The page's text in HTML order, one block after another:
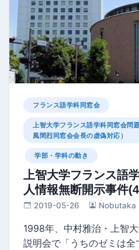
フランス語学科同窓会
上智大学フランス語学科同窓会問
風間烈同窓会会長の虚偽対応）
学部・学科の動き
上智大学フランス語
人情報無断開示事件
2019-05-26 Nobutaka
1998年、中村雅治・上智
説明会で「うちのゼミは